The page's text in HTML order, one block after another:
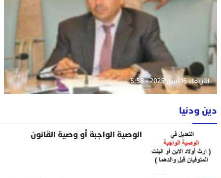
الأربعاء 16 أبريل 2025 - 5:58
دين ودنيا
الوصية الواجبة أو وصية القانون